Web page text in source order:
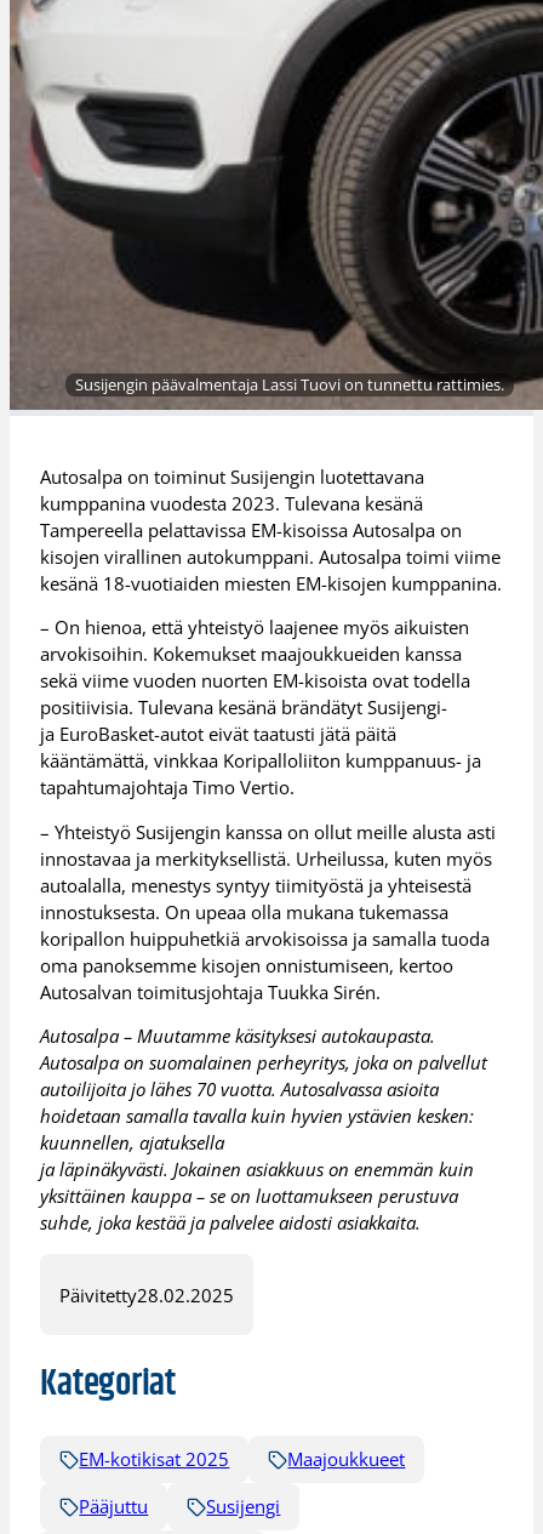
Susijengin päävalmentaja Lassi Tuovi on tunnettu rattimies.
Autosalpa on toiminut Susijengin luotettavana
kumppanina vuodesta 2023. Tulevana kesänä
Tampereella pelattavissa EM-kisoissa Autosalpa on
kisojen virallinen autokumppani. Autosalpa toimi viime
kesänä 18-vuotiaiden miesten EM-kisojen kumppanina.
– On hienoa, että yhteistyö laajenee myös aikuisten
arvokisoihin. Kokemukset maajoukkueiden kanssa
sekä viime vuoden nuorten EM-kisoista ovat todella
positiivisia. Tulevana kesänä brändätyt Susijengi-
ja EuroBasket-autot eivät taatusti jätä päitä
kääntämättä, vinkkaa Koripalloliiton kumppanuus- ja
tapahtumajohtaja Timo Vertio.
– Yhteistyö Susijengin kanssa on ollut meille alusta asti
innostavaa ja merkityksellistä. Urheilussa, kuten myös
autoalalla, menestys syntyy tiimityöstä ja yhteisestä
innostuksesta. On upeaa olla mukana tukemassa
koripallon huippuhetkiä arvokisoissa ja samalla tuoda
oma panoksemme kisojen onnistumiseen, kertoo
Autosalvan toimitusjohtaja Tuukka Sirén.
Autosalpa – Muutamme käsityksesi autokaupasta.
Autosalpa on suomalainen perheyritys, joka on palvellut
autoilijoita jo lähes 70 vuotta. Autosalvassa asioita
hoidetaan samalla tavalla kuin hyvien ystävien kesken:
kuunnellen, ajatuksella
ja läpinäkyvästi. Jokainen asiakkuus on enemmän kuin
yksittäinen kauppa – se on luottamukseen perustuva
suhde, joka kestää ja palvelee aidosti asiakkaita.
Päivitetty28.02.2025
Kategoriat
EM-kotikisat 2025
Maajoukkueet
Pääjuttu
Susijengi